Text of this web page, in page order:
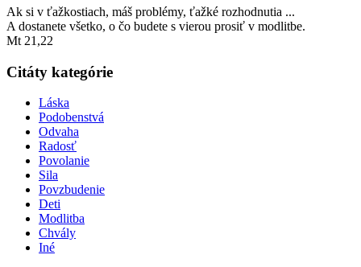
Ak si v ťažkostiach, máš problémy, ťažké rozhodnutia ...
A dostanete všetko, o čo budete s vierou prosiť v modlitbe.
Mt 21,22
Citáty kategórie
Láska
Podobenstvá
Odvaha
Radosť
Povolanie
Sila
Povzbudenie
Deti
Modlitba
Chvály
Iné